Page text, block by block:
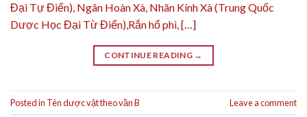
Đại Tự Điển), Ngân Hoàn Xà, Nhãn Kính Xà (Trung Quốc
Dược Học Đại Từ Điển),Rắn hổ phì, […]
CONTINUE READING →
Posted in Tên dược vật theo vần B Leave a comment